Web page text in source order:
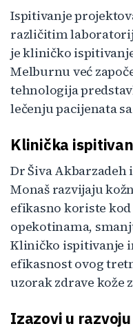
Ispitivanje
različitim
je kliničko
Melburnu već
tehnologija
lečenju pacijenata
Klinička
Dr Šiva
Monaš razvijaju
efikasno koriste
opekotinama,
Kliničko ispitivanje
efikasnost ovog
uzorak zdrave kože
Izazovi u